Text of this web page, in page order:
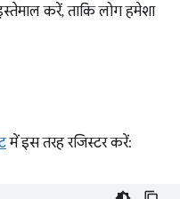
करें, ताकि लोग हमेशा
में इस तरह रजिस्टर करें: